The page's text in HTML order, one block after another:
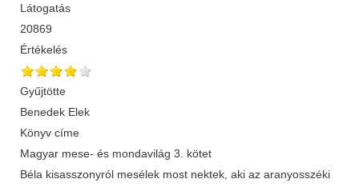
Látogatás
20869
Értékelés
Gyűjtötte
Benedek Elek
Könyv címe
Magyar mese- és mondavilág 3. kötet
Béla kisasszonyról mesélek most nektek, aki az aranyosszéki